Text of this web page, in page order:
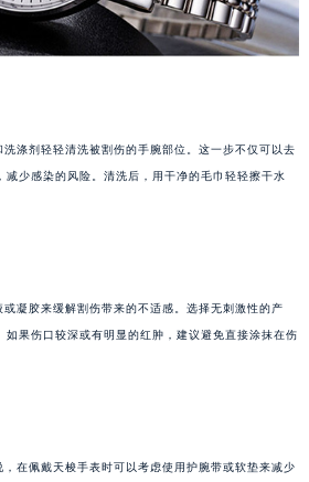
涤剂轻轻清洗被割伤的手腕部位。这一步不仅可以去
少感染的风险。清洗后，用干净的毛巾轻轻擦干水
凝胶来缓解割伤带来的不适感。选择无刺激性的产
如果伤口较深或有明显的红肿，建议避免直接涂抹在伤
在佩戴天梭手表时可以考虑使用护腕带或软垫来减少